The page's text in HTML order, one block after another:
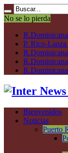
No se lo pierda
P. Rico-
Bienvenidos
Noticias
Puerto